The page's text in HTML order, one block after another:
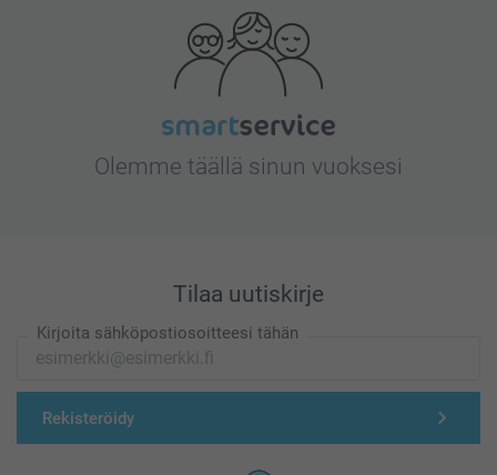
Olemme täällä sinun vuoksesi
Tilaa uutiskirje
Kirjoita sähköpostiosoitteesi tähän
Rekisteröidy